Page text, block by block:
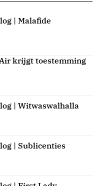
| Malafide
krijgt toestemming
| Witwaswalhalla
| Sublicenties